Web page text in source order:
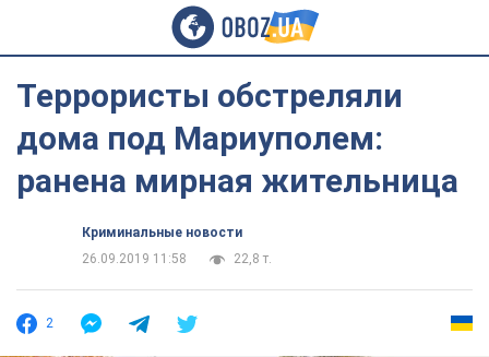
Террористы обстреляли
дома под Мариуполем:
ранена мирная жительница
Криминальные новости
26.09.2019 11:58
22,8 т.
2